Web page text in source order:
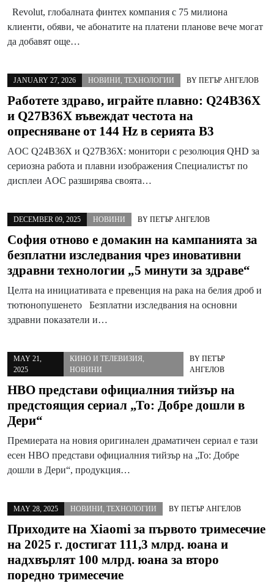
Revolut, глобалната финтех компания с 75 милиона
клиенти, обяви, че абонатите на платени планове вече могат
да добавят още…
JANUARY 27, 2026 НОВИНИ ТЕХНОЛОГИИ BY ПЕТЪР АНГЕЛОВ
Работете здраво, играйте плавно: Q24B36X
и Q27B36X въвеждат честота на
опресняване от 144 Hz в серията B3
AOC Q24B36X и Q27B36X: монитори с резолюция QHD за
сериозна работа и плавни изображения Специалистът по
дисплеи AOC разширява своята…
DECEMBER 09, 2025 НОВИНИ BY ПЕТЪР АНГЕЛОВ
София отново е домакин на кампанията за
безплатни изследвания чрез иновативни
здравни технологии „5 минути за здраве“
Целта на инициативата е превенция на рака на белия дроб и
тютюнопушенето Безплатни изследвания на основни
здравни показатели и…
MAY 21,
2025
КИНО И ТЕЛЕВИЗИЯ
НОВИНИ
BY ПЕТЪР
АНГЕЛОВ
HBO представи официалния тийзър на
предстоящия сериал „То: Добре дошли в
Дери“
Премиерата на новия оригинален драматичен сериал е тази
есен HBO представи официалния тийзър на „То: Добре
дошли в Дери“, продукция…
MAY 28, 2025 НОВИНИ ТЕХНОЛОГИИ BY ПЕТЪР АНГЕЛОВ
Приходите на Xiaomi за първото тримесечие
на 2025 г. достигат 111,3 млрд. юана и
надхвърлят 100 млрд. юана за второ
поредно тримесечие